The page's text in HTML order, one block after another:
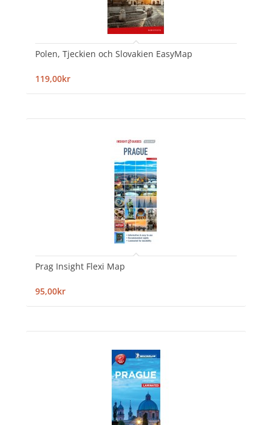
Polen, Tjeckien och Slovakien EasyMap
119,00kr
Prag Insight Flexi Map
95,00kr